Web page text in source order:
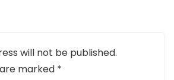
will not be published.
marked *